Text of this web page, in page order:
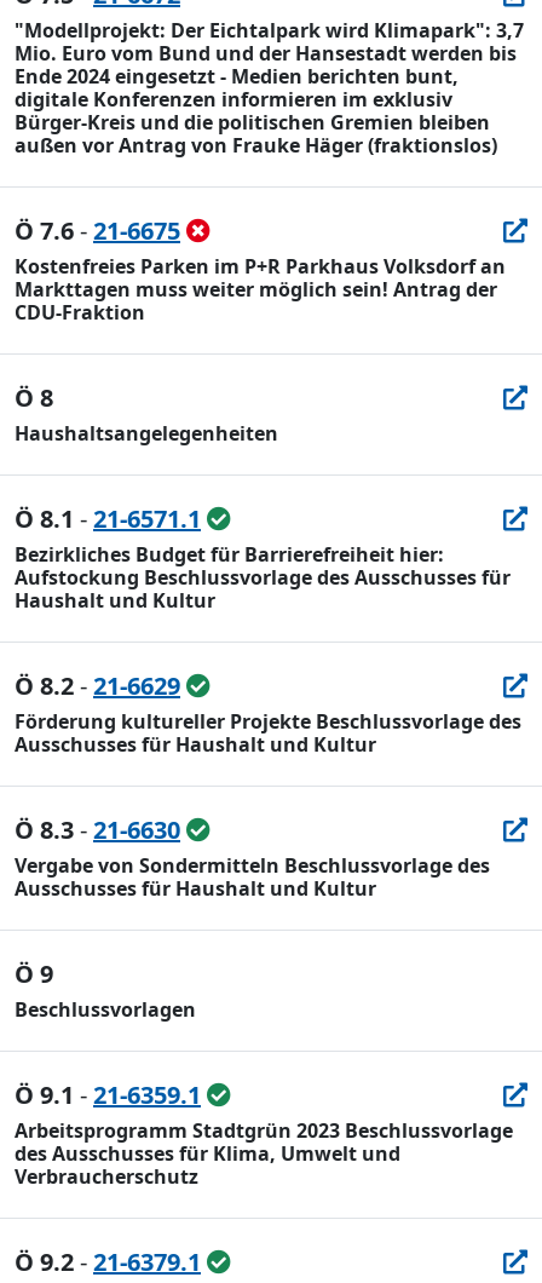
"Modellprojekt: Der Eichtalpark wird Klimapark": 3,7
Mio. Euro vom Bund und der Hansestadt werden bis
Ende 2024 eingesetzt - Medien berichten bunt,
digitale Konferenzen informieren im exklusiv
Bürger-Kreis und die politischen Gremien bleiben
außen vor Antrag von Frauke Häger (fraktionslos)
Ö 7.6-21-6675
Kostenfreies Parken im P+R Parkhaus Volksdorf an
Markttagen muss weiter möglich sein! Antrag der
CDU-Fraktion
Ö 8
Haushaltsangelegenheiten
Ö 8.1 -21-6571.1
Bezirkliches Budget für Barrierefreiheit hier:
Aufstockung Beschlussvorlage des Ausschusses für
Haushalt und Kultur
Ö 8.2-21-6629
Förderung kultureller Projekte Beschlussvorlage des
Ausschusses für Haushalt und Kultur
Ö 8.3-21-6630
Vergabe von Sondermitteln Beschlussvorlage des
Ausschusses für Haushalt und Kultur
Ö 9
Beschlussvorlagen
Ö 9.1 -21-6359.1
Arbeitsprogramm Stadtgrün 2023 Beschlussvorlage
des Ausschusses für Klima, Umwelt und
Verbraucherschutz
Ö 9.2-21-6379.1